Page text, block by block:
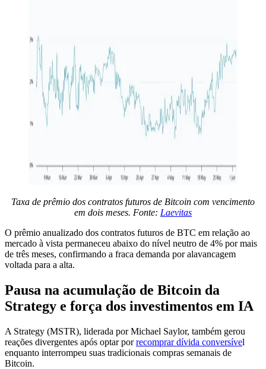
Taxa de prêmio dos contratos futuros de Bitcoin com vencimento
em dois meses. Fonte: Laevitas
O prêmio anualizado dos contratos futuros de BTC em relação ao
mercado à vista permaneceu abaixo do nível neutro de 4% por mais
de três meses, confirmando a fraca demanda por alavancagem
voltada para a alta.
Pausa na acumulação de Bitcoin da
Strategy e força dos investimentos em IA
A Strategy (MSTR), liderada por Michael Saylor, também gerou
reações divergentes após optar porrecomprar dívida conversível
enquanto interrompeu suas tradicionais compras semanais de
Bitcoin.